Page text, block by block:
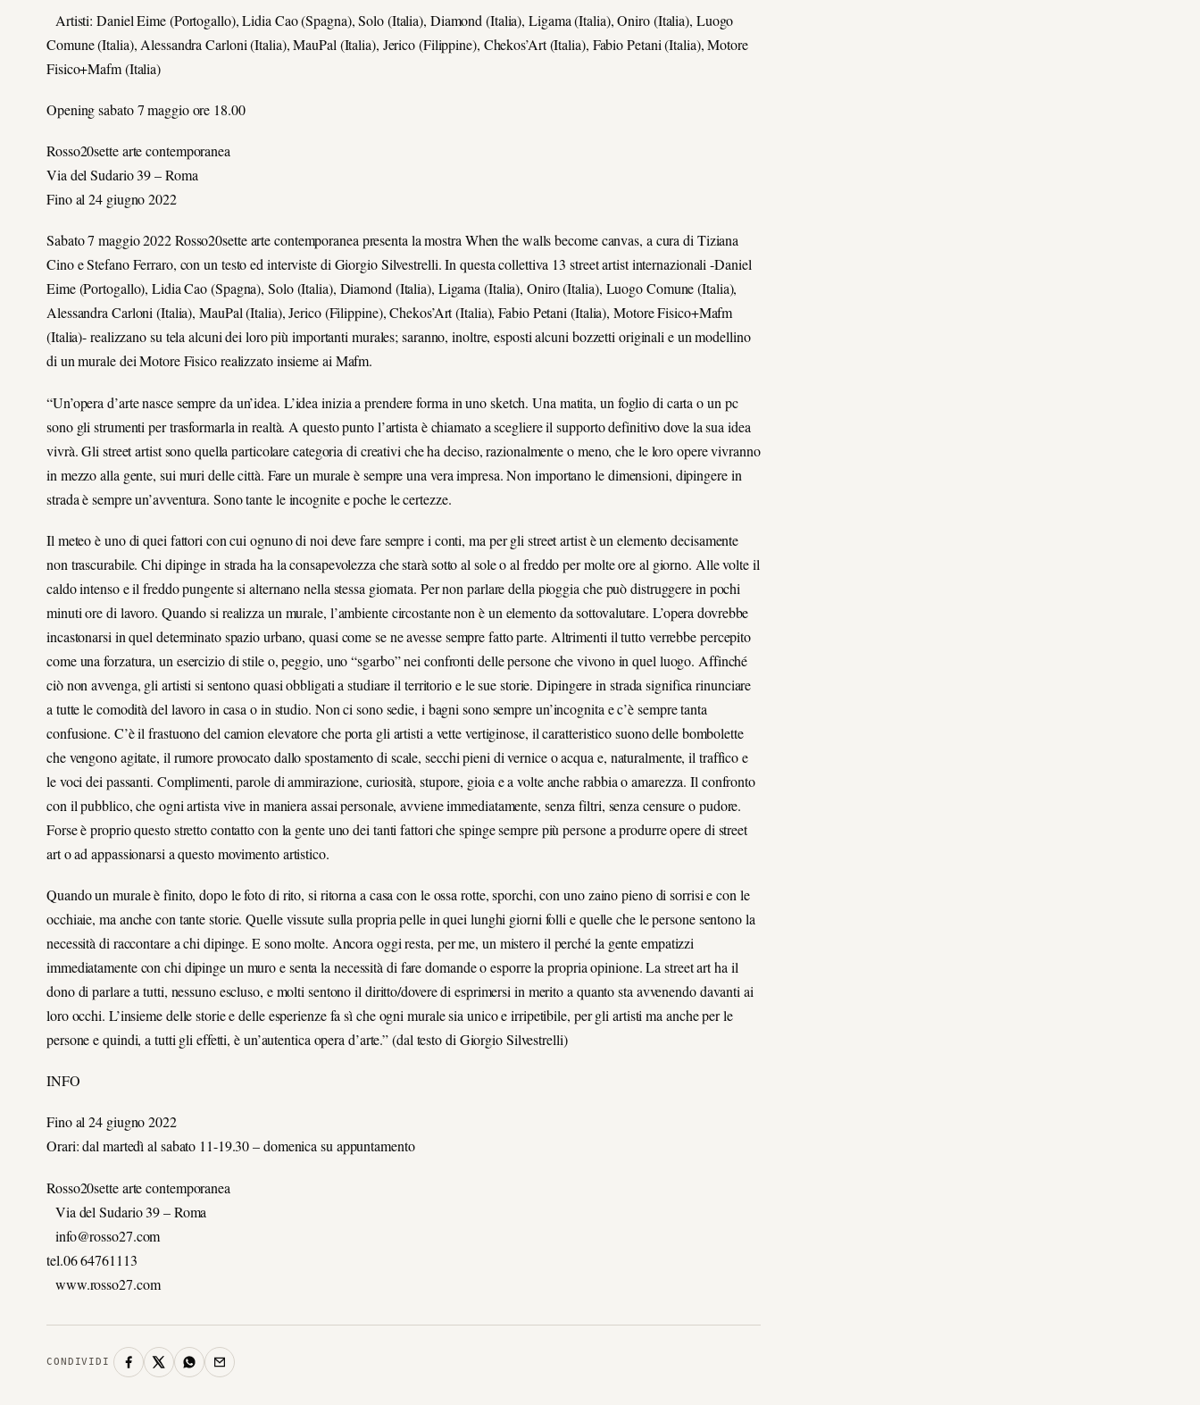
Artisti: Daniel Eime (Portogallo), Lidia Cao (Spagna), Solo (Italia), Diamond (Italia), Ligama (Italia), Oniro (Italia), Luogo
Comune (Italia), Alessandra Carloni (Italia), MauPal (Italia), Jerico (Filippine), Chekos’Art (Italia), Fabio Petani (Italia), Motore
Fisico+Mafm (Italia)
Opening sabato 7 maggio ore 18.00
Rosso20sette arte contemporanea
Via del Sudario 39 – Roma
Fino al 24 giugno 2022
Sabato 7 maggio 2022 Rosso20sette arte contemporanea presenta la mostra When the walls become canvas, a cura di Tiziana
Cino e Stefano Ferraro, con un testo ed interviste di Giorgio Silvestrelli. In questa collettiva 13 street artist internazionali -Daniel
Eime (Portogallo), Lidia Cao (Spagna), Solo (Italia), Diamond (Italia), Ligama (Italia), Oniro (Italia), Luogo Comune (Italia),
Alessandra Carloni (Italia), MauPal (Italia), Jerico (Filippine), Chekos’Art (Italia), Fabio Petani (Italia), Motore Fisico+Mafm
(Italia)- realizzano su tela alcuni dei loro più importanti murales; saranno, inoltre, esposti alcuni bozzetti originali e un modellino
di un murale dei Motore Fisico realizzato insieme ai Mafm.
“Un’opera d’arte nasce sempre da un’idea. L’idea inizia a prendere forma in uno sketch. Una matita, un foglio di carta o un pc
sono gli strumenti per trasformarla in realtà. A questo punto l’artista è chiamato a scegliere il supporto definitivo dove la sua idea
vivrà. Gli street artist sono quella particolare categoria di creativi che ha deciso, razionalmente o meno, che le loro opere vivranno
in mezzo alla gente, sui muri delle città. Fare un murale è sempre una vera impresa. Non importano le dimensioni, dipingere in
strada è sempre un’avventura. Sono tante le incognite e poche le certezze.
Il meteo è uno di quei fattori con cui ognuno di noi deve fare sempre i conti, ma per gli street artist è un elemento decisamente
non trascurabile. Chi dipinge in strada ha la consapevolezza che starà sotto al sole o al freddo per molte ore al giorno. Alle volte il
caldo intenso e il freddo pungente si alternano nella stessa giornata. Per non parlare della pioggia che può distruggere in pochi
minuti ore di lavoro. Quando si realizza un murale, l’ambiente circostante non è un elemento da sottovalutare. L’opera dovrebbe
incastonarsi in quel determinato spazio urbano, quasi come se ne avesse sempre fatto parte. Altrimenti il tutto verrebbe percepito
come una forzatura, un esercizio di stile o, peggio, uno “sgarbo” nei confronti delle persone che vivono in quel luogo. Affinché
ciò non avvenga, gli artisti si sentono quasi obbligati a studiare il territorio e le sue storie. Dipingere in strada significa rinunciare
a tutte le comodità del lavoro in casa o in studio. Non ci sono sedie, i bagni sono sempre un’incognita e c’è sempre tanta
confusione. C’è il frastuono del camion elevatore che porta gli artisti a vette vertiginose, il caratteristico suono delle bombolette
che vengono agitate, il rumore provocato dallo spostamento di scale, secchi pieni di vernice o acqua e, naturalmente, il traffico e
le voci dei passanti. Complimenti, parole di ammirazione, curiosità, stupore, gioia e a volte anche rabbia o amarezza. Il confronto
con il pubblico, che ogni artista vive in maniera assai personale, avviene immediatamente, senza filtri, senza censure o pudore.
Forse è proprio questo stretto contatto con la gente uno dei tanti fattori che spinge sempre più persone a produrre opere di street
art o ad appassionarsi a questo movimento artistico.
Quando un murale è finito, dopo le foto di rito, si ritorna a casa con le ossa rotte, sporchi, con uno zaino pieno di sorrisi e con le
occhiaie, ma anche con tante storie. Quelle vissute sulla propria pelle in quei lunghi giorni folli e quelle che le persone sentono la
necessità di raccontare a chi dipinge. E sono molte. Ancora oggi resta, per me, un mistero il perché la gente empatizzi
immediatamente con chi dipinge un muro e senta la necessità di fare domande o esporre la propria opinione. La street art ha il
dono di parlare a tutti, nessuno escluso, e molti sentono il diritto/dovere di esprimersi in merito a quanto sta avvenendo davanti ai
loro occhi. L’insieme delle storie e delle esperienze fa sì che ogni murale sia unico e irripetibile, per gli artisti ma anche per le
persone e quindi, a tutti gli effetti, è un’autentica opera d’arte.” (dal testo di Giorgio Silvestrelli)
INFO
Fino al 24 giugno 2022
Orari: dal martedì al sabato 11-19.30 – domenica su appuntamento
Rosso20sette arte contemporanea
Via del Sudario 39 – Roma
info@rosso27.com
tel.06 64761113
www.rosso27.com
CONDIVIDI